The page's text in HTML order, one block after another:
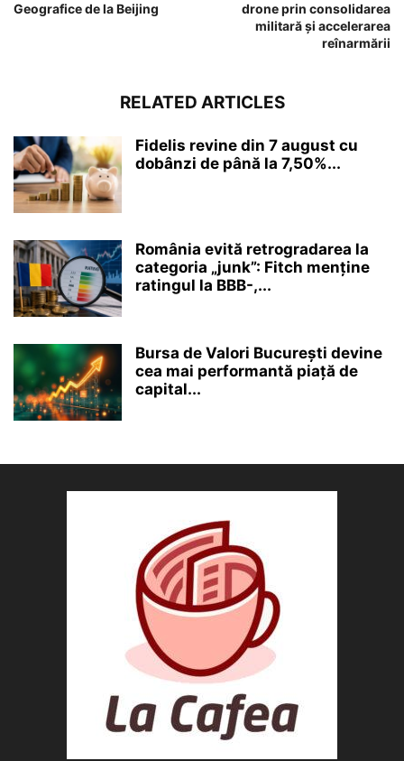
Geografice de la Beijing
drone prin consolidarea
militară și accelerarea
reînarmării
RELATED ARTICLES
Fidelis revine din 7 august cu
dobânzi de până la 7,50%...
România evită retrogradarea la
categoria „junk”: Fitch menține
ratingul la BBB-,...
Bursa de Valori București devine
cea mai performantă piață de
capital...